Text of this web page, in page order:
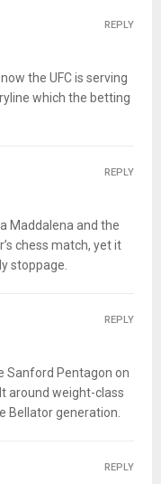
the UFC is serving
which the betting
REPLY
Maddalena and the
chess match, yet it
stoppage.
REPLY
Sanford Pentagon on
around weight-class
Bellator generation.
REPLY
REPLY